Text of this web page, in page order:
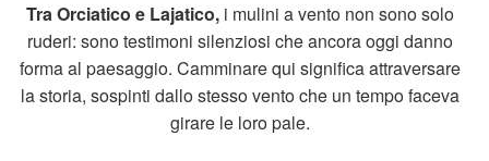
Tra Orciatico e Lajatico, i mulini a vento non sono solo
ruderi: sono testimoni silenziosi che ancora oggi danno
forma al paesaggio. Camminare qui significa attraversare
la storia, sospinti dallo stesso vento che un tempo faceva
girare le loro pale.